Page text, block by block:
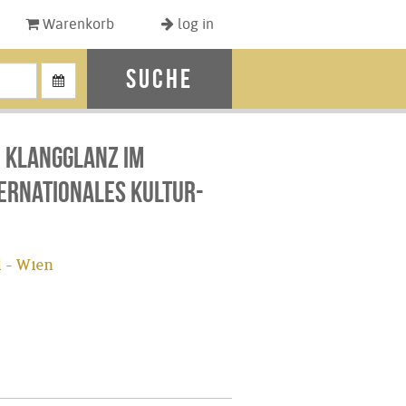
Warenkorb log in
Suche
Klangglanz im
Kultur-
- Wien